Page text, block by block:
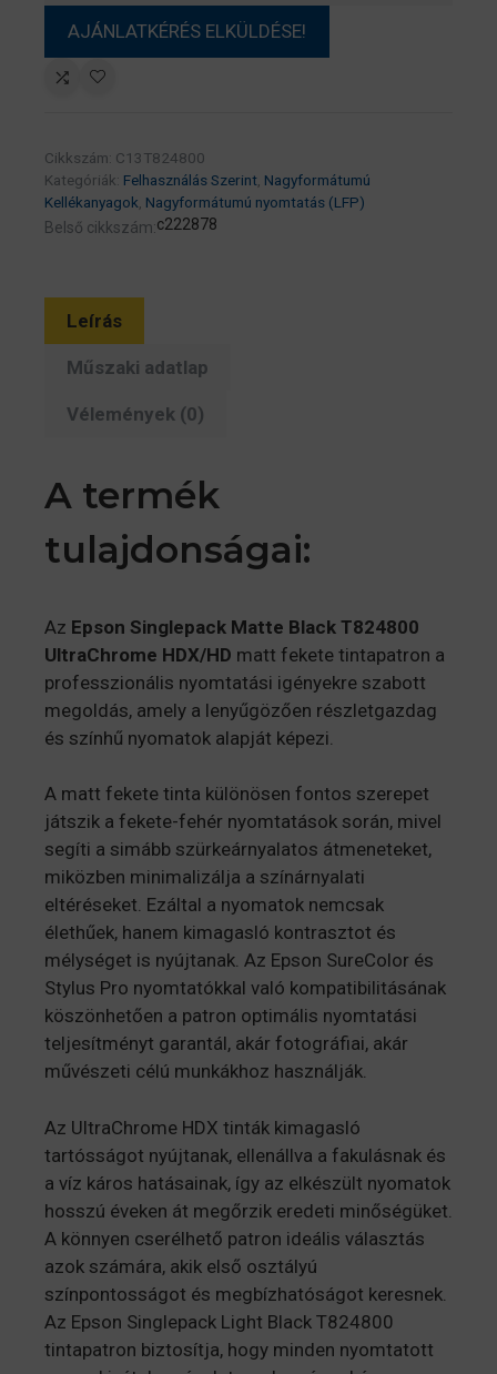
Cikkszám: C13T824800
Kategóriák: Felhasználás Szerint, Nagyformátumú
Kellékanyagok, Nagyformátumú nyomtatás (LFP)
Belső cikkszám:c222878
Leírás
Műszaki adatlap
Vélemények (0)
A termék
tulajdonságai:
Az Epson Singlepack Matte Black T824800
UltraChrome HDX/HD matt fekete tintapatron a
professzionális nyomtatási igényekre szabott
megoldás, amely a lenyűgözően részletgazdag
és színhű nyomatok alapját képezi.
A matt fekete tinta különösen fontos szerepet
játszik a fekete-fehér nyomtatások során, mivel
segíti a simább szürkeárnyalatos átmeneteket,
miközben minimalizálja a színárnyalati
eltéréseket. Ezáltal a nyomatok nemcsak
élethűek, hanem kimagasló kontrasztot és
mélységet is nyújtanak. Az Epson SureColor és
Stylus Pro nyomtatókkal való kompatibilitásának
köszönhetően a patron optimális nyomtatási
teljesítményt garantál, akár fotográfiai, akár
művészeti célú munkákhoz használják.
Az UltraChrome HDX tinták kimagasló
tartósságot nyújtanak, ellenállva a fakulásnak és
a víz káros hatásainak, így az elkészült nyomatok
hosszú éveken át megőrzik eredeti minőségüket.
A könnyen cserélhető patron ideális választás
azok számára, akik első osztályú
színpontosságot és megbízhatóságot keresnek.
Az Epson Singlepack Light Black T824800
tintapatron biztosítja, hogy minden nyomtatott